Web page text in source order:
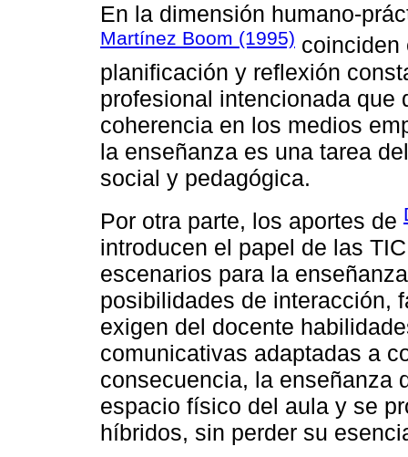
En la dimensión humano-
Martínez Boom (1995) coinciden
planificación y reflexión
profesional intencionada que
coherencia en los medios
la enseñanza es una tarea
social y pedagógica.
Por otra parte, los aportes de
introducen el papel de las
escenarios para la
posibilidades de interacción,
exigen del docente
comunicativas adaptadas a
consecuencia, la enseñanza
espacio físico del aula y se
híbridos, sin perder su